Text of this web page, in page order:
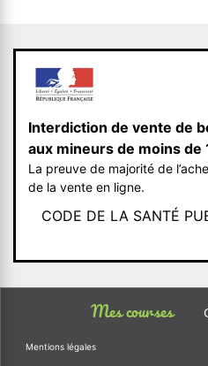
Interdiction de vente de
aux mineurs de moins de
La preuve de majorité de
de la vente en ligne.
CODE DE LA SANTÉ
Mes courses
Mentions légales